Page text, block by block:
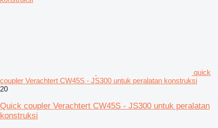
quick
coupler Verachtert CW45S - JS300 untuk peralatan konstruksi
20
Quick coupler Verachtert CW45S - JS300 untuk peralatan
konstruksi